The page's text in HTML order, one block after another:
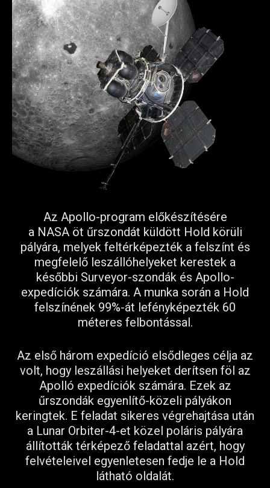
Az Apollo-program előkészítésére
a NASA öt űrszondát küldött Hold körüli
pályára, melyek feltérképezték a felszínt és
megfelelő leszállóhelyeket kerestek a
későbbi Surveyor-szondák és Apollo-
expedíciók számára. A munka során a Hold
felszínének 99%-át lefényképezték 60
méteres felbontással.
Az első három expedíció elsődleges célja az
volt, hogy leszállási helyeket derítsen föl az
Apolló expedíciók számára. Ezek az
űrszondák egyenlítő-közeli pályákon
keringtek. E feladat sikeres végrehajtása után
a Lunar Orbiter-4-et közel poláris pályára
állították térképező feladattal azért, hogy
felvételeivel egyenletesen fedje le a Hold
látható oldalát.